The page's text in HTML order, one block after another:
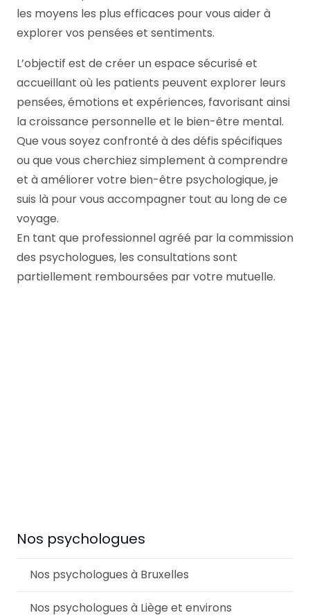
les moyens les plus efficaces pour vous aider à
explorer vos pensées et sentiments.
L’objectif est de créer un espace sécurisé et
accueillant où les patients peuvent explorer leurs
pensées, émotions et expériences, favorisant ainsi
la croissance personnelle et le bien-être mental.
Que vous soyez confronté à des défis spécifiques
ou que vous cherchiez simplement à comprendre
et à améliorer votre bien-être psychologique, je
suis là pour vous accompagner tout au long de ce
voyage.
En tant que professionnel agréé par la commission
des psychologues, les consultations sont
partiellement remboursées par votre mutuelle.
Nos psychologues
Nos psychologues à Bruxelles
Nos psychologues à Liège et environs